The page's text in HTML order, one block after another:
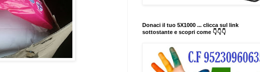
Donaci il tuo 5X1000 ... clicca sul link
sottostante e scopri come 👇👇👇